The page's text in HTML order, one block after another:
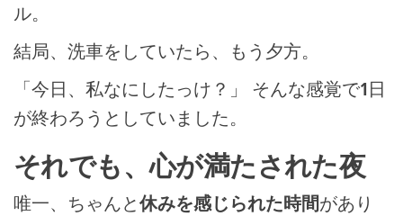
ル。
結局、洗車をしていたら、もう夕方。
「今日、私なにしたっけ？」 そんな感覚で1日
が終わろうとしていました。
それでも、心が満たされた夜
唯一、ちゃんと休みを感じられた時間があり